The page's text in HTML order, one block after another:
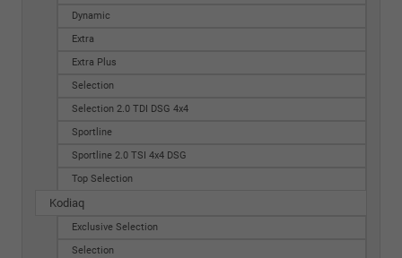
Dynamic
Extra
Extra Plus
Selection
Selection 2.0 TDI DSG 4x4
Sportline
Sportline 2.0 TSI 4x4 DSG
Top Selection
Kodiaq
Exclusive Selection
Selection